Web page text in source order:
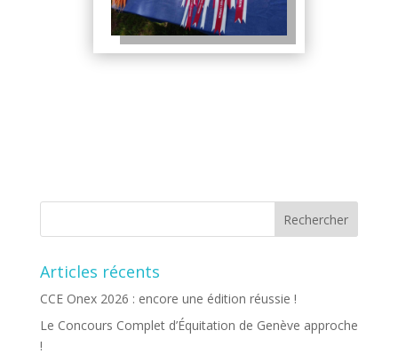
Articles récents
CCE Onex 2026 : encore une édition réussie !
Le Concours Complet d’Équitation de Genève approche
!